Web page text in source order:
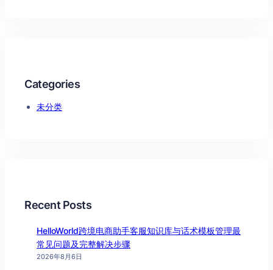
Categories
未分类
Recent Posts
HelloWorld跨境电商助手客服知识库与话术模板管理最
常见问题及完整解决步骤
2026年8月6日